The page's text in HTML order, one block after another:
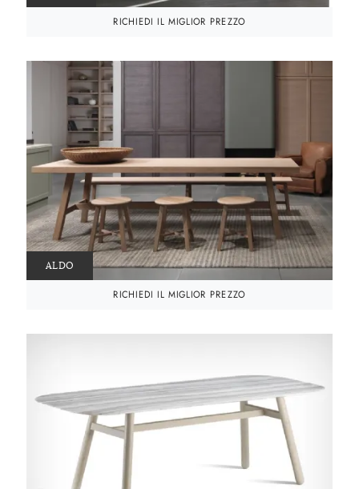
RICHIEDI IL MIGLIOR PREZZO
ALDO
RICHIEDI IL MIGLIOR PREZZO